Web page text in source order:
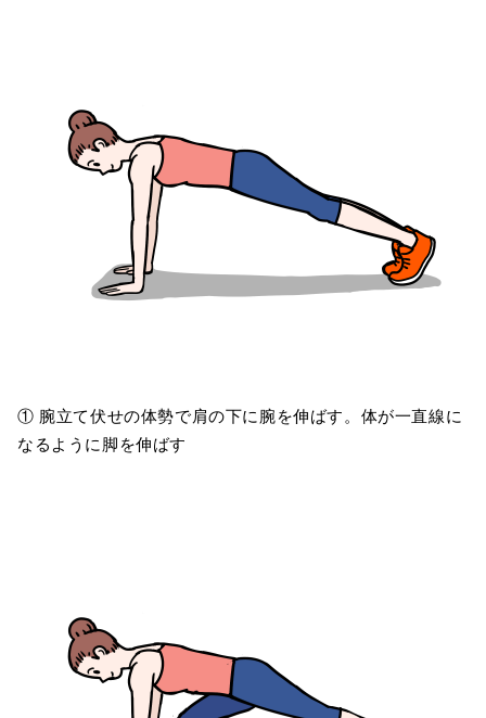
① 腕立て伏せの体勢で肩の下に腕を伸ばす。体が一直線に
なるように脚を伸ばす